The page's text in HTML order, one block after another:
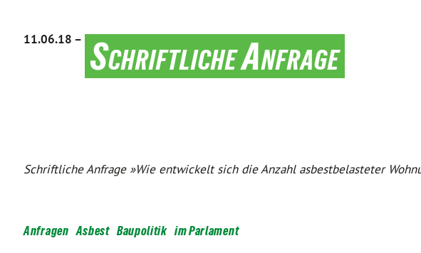
11.06.18 – Schriftliche Anfrage
Schriftliche Anfrage »Wie entwickelt sich die Anzahl asbestbelasteter
Anfragen Asbest Baupolitik im Parlament